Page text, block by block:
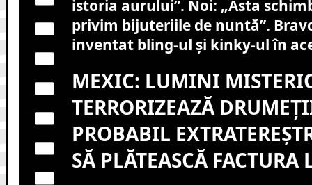
istoria aurului”. Noi: „Asta
privim bijuteriile de nuntă”.
inventat bling-ul și kinky-ul în
MEXIC: LUMINI
TERRORIZEAZĂ
PROBABIL
SĂ PLĂTEASCĂ FACTURA